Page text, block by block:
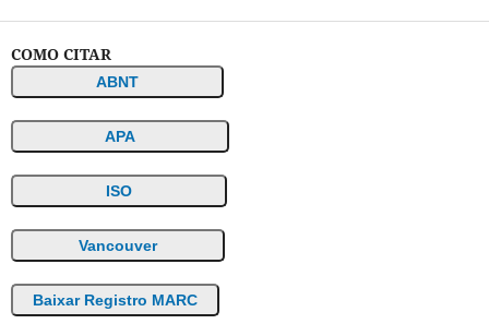
COMO CITAR
ABNT
APA
ISO
Vancouver
Baixar Registro MARC